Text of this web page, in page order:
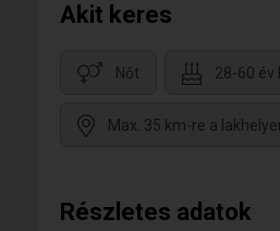
Akit keres
Nőt 28-60 év
Max. 35 km-re a
Részletes adatok